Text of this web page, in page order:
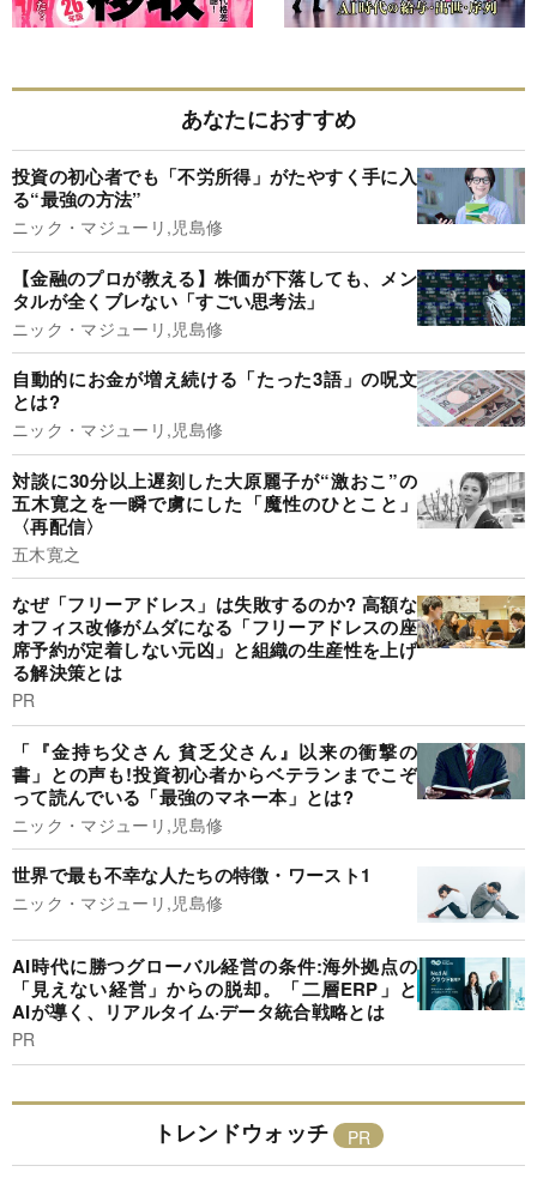
あなたにおすすめ
投資の初心者でも「不労所得」がたやすく手に入
る“最強の方法”
ニック・マジューリ,児島修
【金融のプロが教える】株価が下落しても、メン
タルが全くブレない「すごい思考法」
ニック・マジューリ,児島修
自動的にお金が増え続ける「たった3語」の呪文
とは?
ニック・マジューリ,児島修
対談に30分以上遅刻した大原麗子が“激おこ”の
五木寛之を一瞬で虜にした「魔性のひとこと」
〈再配信〉
五木寛之
なぜ「フリーアドレス」は失敗するのか? 高額な
オフィス改修がムダになる「フリーアドレスの座
席予約が定着しない元凶」と組織の生産性を上げ
る解決策とは
PR
「『金持ち父さん 貧乏父さん』以来の衝撃の
書」との声も!投資初心者からベテランまでこぞ
って読んでいる「最強のマネー本」とは?
ニック・マジューリ,児島修
世界で最も不幸な人たちの特徴・ワースト1
ニック・マジューリ,児島修
AI時代に勝つグローバル経営の条件:海外拠点の
「見えない経営」からの脱却。「二層ERP」と
AIが導く、リアルタイム·データ統合戦略とは
PR
トレンドウォッチ